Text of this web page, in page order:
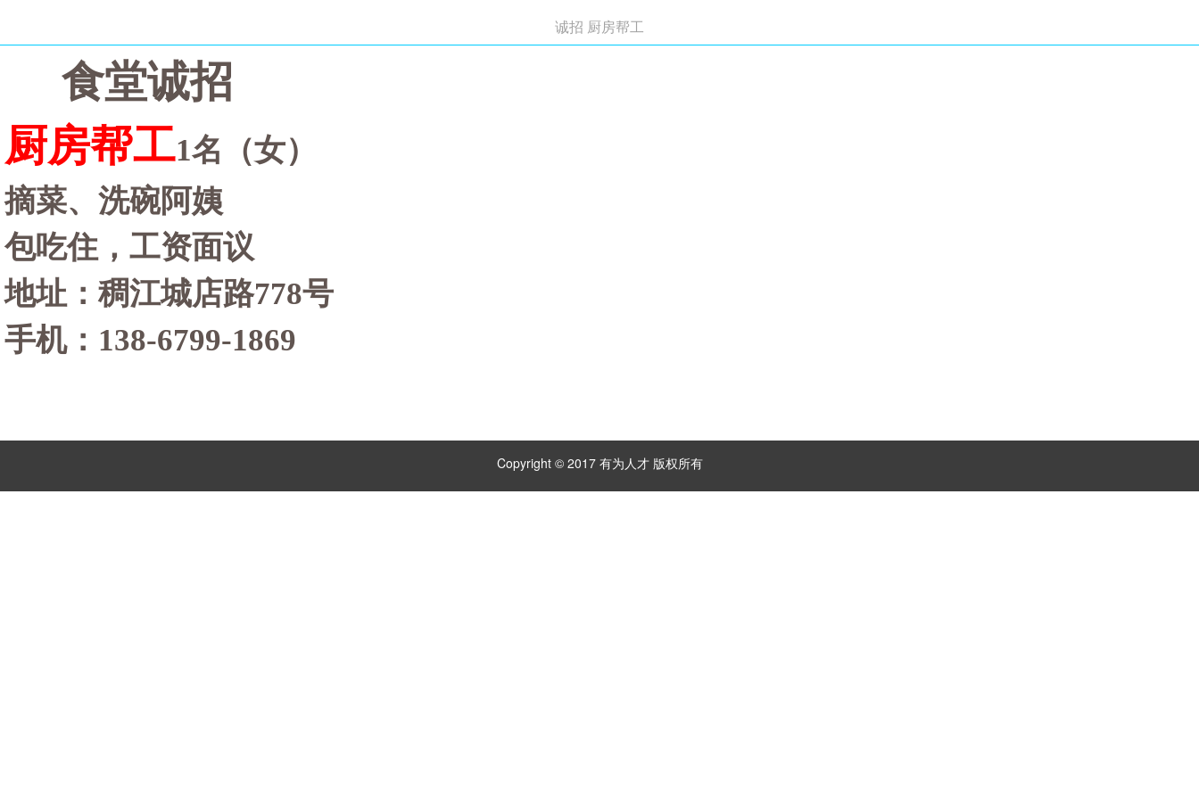
诚招 厨房帮工
食堂诚招
厨房帮工1名（女）
摘菜、洗碗阿姨
包吃住，工资面议
地址：稠江城店路778号
手机： 138-6799-1869
Copyright © 2017 有为人才 版权所有